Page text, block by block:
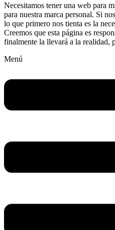
Necesitamos tener una web para
para nuestra marca personal. Si
lo que primero nos tienta es la
Creemos que esta página es
finalmente la llevará a la realidad,
Menú